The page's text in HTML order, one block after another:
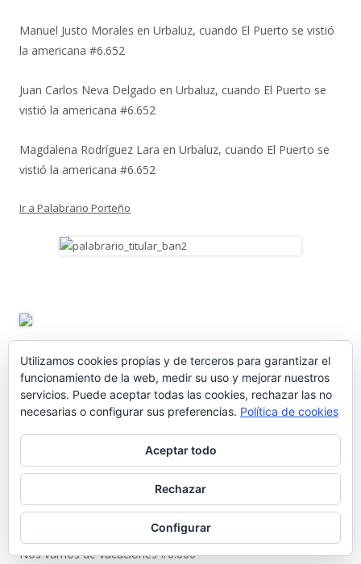
Manuel Justo Morales en Urbaluz, cuando El Puerto se vistió
la americana #6.652
Juan Carlos Neva Delgado en Urbaluz, cuando El Puerto se
vistió la americana #6.652
Magdalena Rodríguez Lara en Urbaluz, cuando El Puerto se
vistió la americana #6.652
Ir a Palabrario Porteño
ENTRADAS RECIENTES
Nos vamos de vacaciones #6.660
Utilizamos cookies propias y de terceros para garantizar el
funcionamiento de la web, medir su uso y mejorar nuestros
servicios. Puede aceptar todas las cookies, rechazar las no
necesarias o configurar sus preferencias. Política de cookies
Aceptar todo
Rechazar
Configurar